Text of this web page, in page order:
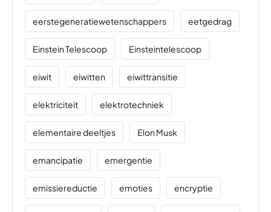
eerstegeneratiewetenschappers eetgedrag
Einstein Telescoop Einsteintelescoop
eiwit eiwitten eiwittransitie
elektriciteit elektrotechniek
elementaire deeltjes Elon Musk
emancipatie emergentie
emissiereductie emoties encryptie